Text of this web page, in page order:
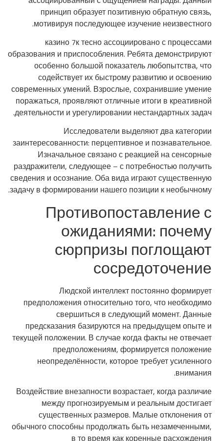
принцип образует позитивную обратную связь,
мотивируя последующее изучение неизвестного.
казино 7к тесно ассоциировано с процессами
образования и приспособления. Ребята демонстрируют
особенно большой показатель любопытства, что
содействует их быстрому развитию и освоению
современных умений. Взрослые, сохранившие умение
поражаться, проявляют отличные итоги в креативной
деятельности и урегулировании нестандартных задач.
Исследователи выделяют два категории
заинтересованности: перцептивное и познавательное.
Изначальное связано с реакцией на сенсорные
раздражители, следующее – с потребностью получить
сведения и осознание. Оба вида играют существенную
задачу в формировании нашего позиции к необычному.
Противопоставление с
ожиданиями: почему
сюрпризы поглощают
сосредоточение
Людской интеллект постоянно формирует
предположения относительно того, что необходимо
свершиться в следующий момент. Данные
предсказания базируются на предыдущем опыте и
текущей положении. В случае когда факты не отвечает
предположениям, формируется положение
неопределённости, которое требует усиленного
внимания.
Воздействие внезапности возрастает, когда различие
между прогнозируемым и реальным достигает
существенных размеров. Малые отклонения от
обычного способны продолжать быть незамеченными,